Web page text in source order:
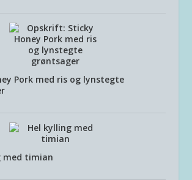
Pork med ris og lynstegte
med timian